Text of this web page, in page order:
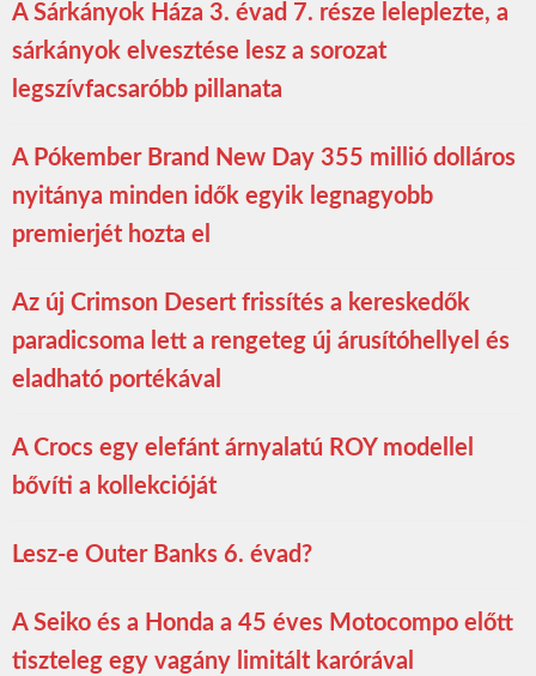
A Sárkányok Háza 3. évad 7. része leleplezte, a
sárkányok elvesztése lesz a sorozat
legszívfacsaróbb pillanata
A Pókember Brand New Day 355 millió dolláros
nyitánya minden idők egyik legnagyobb
premierjét hozta el
Az új Crimson Desert frissítés a kereskedők
paradicsoma lett a rengeteg új árusítóhellyel és
eladható portékával
A Crocs egy elefánt árnyalatú ROY modellel
bővíti a kollekcióját
Lesz-e Outer Banks 6. évad?
A Seiko és a Honda a 45 éves Motocompo előtt
tiszteleg egy vagány limitált karórával